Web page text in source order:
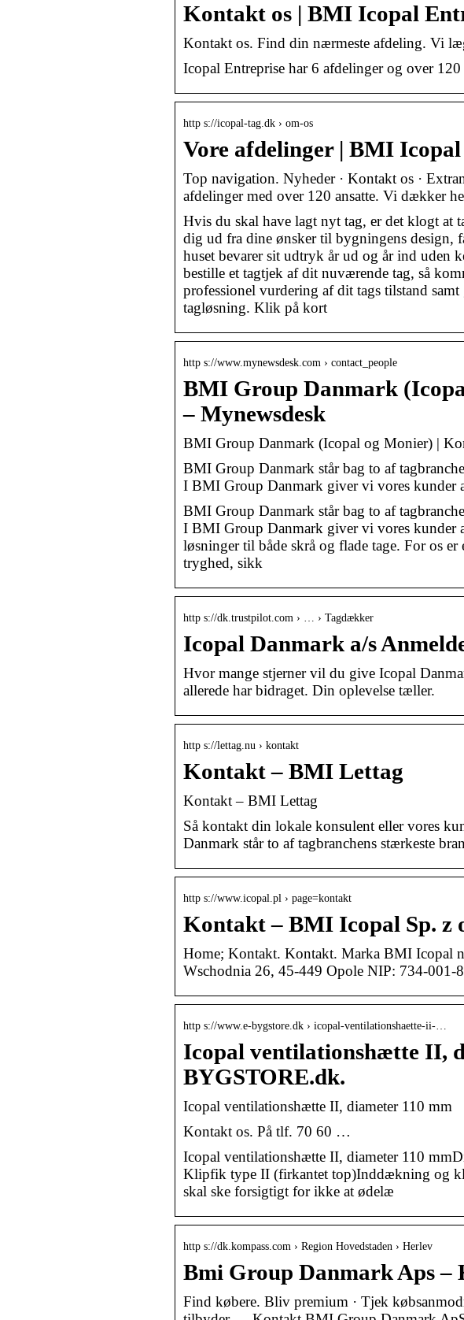
Kontakt os | BMI Icopal
Kontakt os. Find din nærmeste afdeling. Vi
Icopal Entreprise har 6 afdelinger og over 120
http s://icopal-tag.dk › om-os
Vore afdelinger | BMI
Top navigation. Nyheder · Kontakt os ·
afdelinger med over 120 ansatte. Vi dækker
Hvis du skal have lagt nyt tag, er det klogt at
dig ud fra dine ønsker til bygningens design,
huset bevarer sit udtryk år ud og år ind uden
bestille et tagtjek af dit nuværende tag, så
professionel vurdering af dit tags tilstand
tagløsning. Klik på kort
http s://www.mynewsdesk.com › contact_people
BMI Group Danmark
– Mynewsdesk
BMI Group Danmark (Icopal og Monier) |
BMI Group Danmark står bag to af
I BMI Group Danmark giver vi vores kunder
BMI Group Danmark står bag to af
I BMI Group Danmark giver vi vores kunder
løsninger til både skrå og flade tage. For os er
tryghed, sikk
http s://dk.trustpilot.com › … › Tagdækker
Icopal Danmark a/s
Hvor mange stjerner vil du give Icopal
allerede har bidraget. Din oplevelse tæller.
http s://lettag.nu › kontakt
Kontakt – BMI Lettag
Kontakt – BMI Lettag
Så kontakt din lokale konsulent eller vores
Danmark står to af tagbranchens stærkeste
http s://www.icopal.pl › page=kontakt
Kontakt – BMI Icopal Sp. z
Home; Kontakt. Kontakt. Marka BMI Icopal
Wschodnia 26, 45-449 Opole NIP: 734-001-
http s://www.e-bygstore.dk › icopal-ventilationshaette-ii-…
Icopal ventilationshætte II,
BYGSTORE.dk.
Icopal ventilationshætte II, diameter 110 mm
Kontakt os. På tlf. 70 60 …
Icopal ventilationshætte II, diameter 110
Klipfik type II (firkantet top)Inddækning og
skal ske forsigtigt for ikke at ødelæ
http s://dk.kompass.com › Region Hovedstaden › Herlev
Bmi Group Danmark Aps –
Find købere. Bliv premium · Tjek